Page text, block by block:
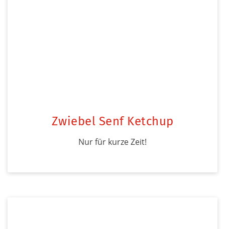
Zwiebel Senf Ketchup
Nur für kurze Zeit!